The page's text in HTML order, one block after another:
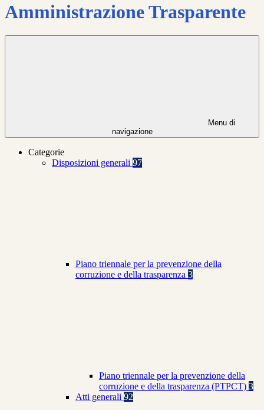
Amministrazione Trasparente
Menu di
navigazione
Categorie
Disposizioni generali 97
Piano triennale per la prevenzione della
corruzione e della trasparenza 3
Piano triennale per la prevenzione della
corruzione e della trasparenza (PTPCT) 3
Atti generali 92